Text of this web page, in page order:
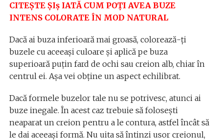
CITEȘTE ȘIș IATĂ CUM POȚI AVEA BUZE
INTENS COLORATE ÎN MOD NATURAL
Dacă ai buza inferioară mai groasă, colorează-ți
buzele cu aceeași culoare și aplică pe buza
superioară puțin fard de ochi sau creion alb, chiar în
centrul ei. Așa vei obține un aspect echilibrat.
Dacă formele buzelor tale nu se potrivesc, atunci ai
buze inegale. În acest caz trebuie să folosești
neaparat un creion pentru a le contura, astfel încât să
le dai aceeași formă. Nu uita să întinzi usor creionul,